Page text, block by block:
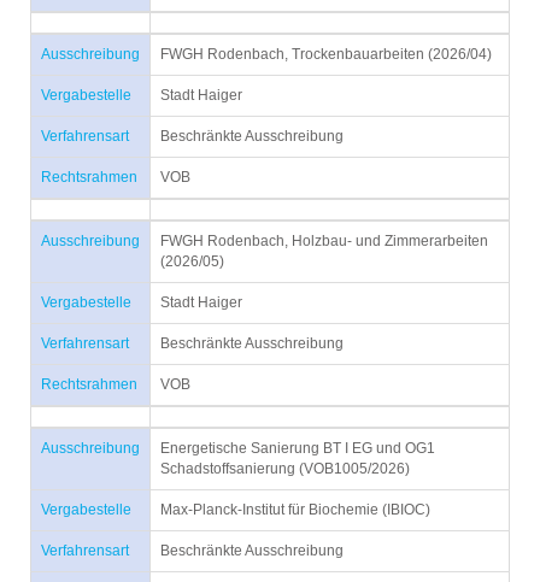
Ausschreibung FWGH Rodenbach, Trockenbauarbeiten (2026/04)
Vergabestelle Stadt Haiger
Verfahrensart Beschränkte Ausschreibung
Rechtsrahmen VOB
Ausschreibung
FWGH Rodenbach, Holzbau- und Zimmerarbeiten
(2026/05)
Vergabestelle Stadt Haiger
Verfahrensart Beschränkte Ausschreibung
Rechtsrahmen VOB
Ausschreibung
Energetische Sanierung BT I EG und OG1
Schadstoffsanierung (VOB1005/2026)
Vergabestelle Max-Planck-Institut für Biochemie (IBIOC)
Verfahrensart Beschränkte Ausschreibung